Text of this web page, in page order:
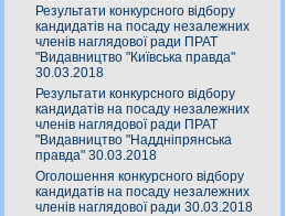
Результати конкурсного відбору
кандидатів на посаду незалежних
членів наглядової ради ПРАТ
"Видавництво "Київська правда"
30.03.2018
Результати конкурсного відбору
кандидатів на посаду незалежних
членів наглядової ради ПРАТ
"Видавництво "Наддніпрянська
правда" 30.03.2018
Оголошення конкурсного відбору
кандидатів на посаду незалежних
членів наглядової ради 30.03.2018